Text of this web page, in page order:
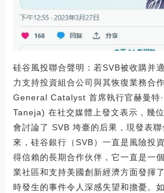
硅谷風投聯合聲明：若SVB被收購并
力支持投資組合公司與其恢復業務合
General Catalyst 首席執行官赫曼特
Taneja) 在社交媒體上發文表示，幾
會討論了 SVB 垮臺的后果，現發表
來，硅谷銀行（SVB）一直是風險投
得信賴的長期合作伙伴，它一直是一
業社區和支持美國創新經濟方面發揮
時發生的事件令人深感失望和擔憂。